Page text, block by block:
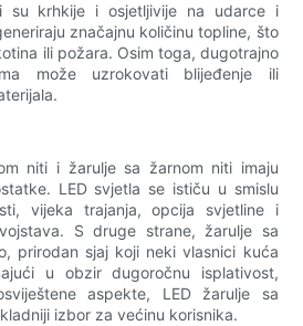
su krhkije i osjetljivije na udarce i
značajnu količinu topline, što
ili požara. Osim toga, dugotrajno
može uzrokovati blijeđenje ili
niti i žarulje sa žarnom niti imaju
LED svjetla se ističu u smislu
vijeka trajanja, opcija svjetline i
S druge strane, žarulje sa
prirodan sjaj koji neki vlasnici kuća
u obzir dugoročnu isplativost,
aspekte, LED žarulje sa
izbor za većinu korisnika.